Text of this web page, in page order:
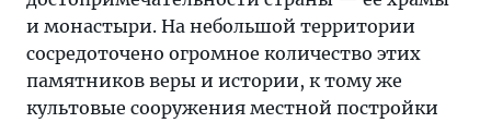
и монастыри. На небольшой территории
сосредоточено огромное количество этих
памятников веры и истории, к тому же
культовые сооружения местной постройки